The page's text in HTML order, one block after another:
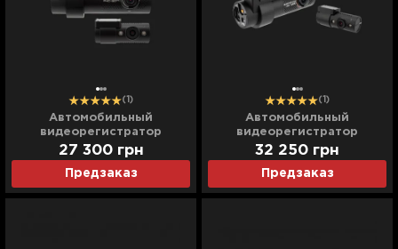
(1)
Автомобильный
видеорегистратор
Blackvue (DR 770 X-2CH IR)
(UA)
Предзаказ
27 300 грн
(1)
Автомобильный
видеорегистратор
Blackvue (DR 970 X-2CH IR)
(UA)
Предзаказ
32 250 грн